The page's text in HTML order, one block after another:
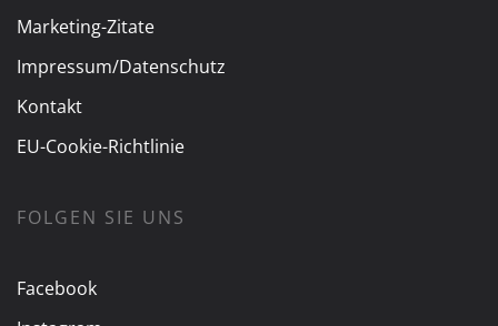
Marketing-Zitate
Impressum/Datenschutz
Kontakt
EU-Cookie-Richtlinie
FOLGEN SIE UNS
Facebook